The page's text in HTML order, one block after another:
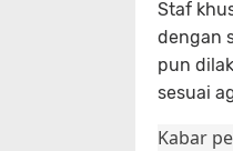
Staf
dengan
pun
sesuai
Kabar